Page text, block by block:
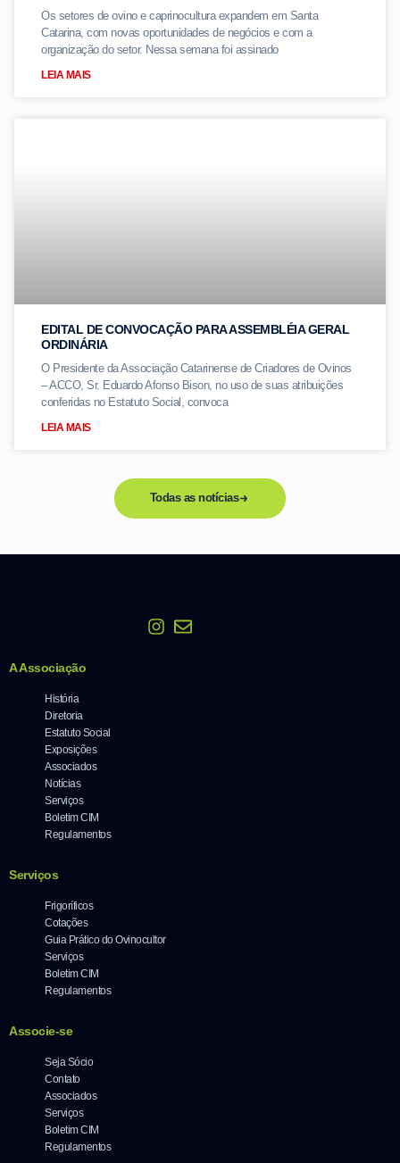
Os setores de ovino e caprinocultura expandem em Santa
Catarina, com novas oportunidades de negócios e com a
organização do setor. Nessa semana foi assinado
LEIA MAIS
EDITAL DE CONVOCAÇÃO PARA ASSEMBLÉIA GERAL
ORDINÁRIA
O Presidente da Associação Catarinense de Criadores de Ovinos
– ACCO, Sr. Eduardo Afonso Bison, no uso de suas atribuições
conferidas no Estatuto Social, convoca
LEIA MAIS
Todas as notícias
A Associação
História
Diretoria
Estatuto Social
Exposições
Associados
Notícias
Serviços
Boletim CIM
Regulamentos
Serviços
Frigoríficos
Cotações
Guia Prático do Ovinocultor
Serviços
Boletim CIM
Regulamentos
Associe-se
Seja Sócio
Contato
Associados
Serviços
Boletim CIM
Regulamentos